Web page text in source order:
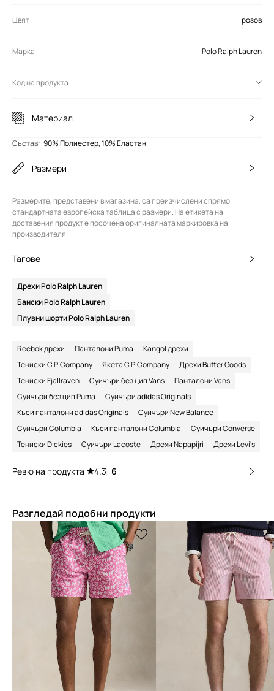
Цвят розов
Марка Polo Ralph Lauren
Код на продукта
Материал
Състав: 90% Полиестер, 10% Еластан
Размери
Размерите, представени в магазина, са преизчислени спрямо
стандартната европейска таблица с размери. На етикета на
доставения продукт е посочена оригиналната маркировка на
производителя.
Тагове
Дрехи Polo Ralph Lauren
Бански Polo Ralph Lauren
Плувни шорти Polo Ralph Lauren
Reebok дрехи Панталони Puma
Kangol дрехи
Тениски C.P. Company
Якета C.P. Company
Дрехи Butter Goods
Тениски Fjallraven
Суичъри без цип Vans
Панталони Vans
Суичъри без цип Puma
Суичъри adidas Originals
Къси панталони adidas Originals
Суичъри New Balance
Суичъри Columbia
Къси панталони Columbia
Суичъри Converse
Тениски Dickies
Суичъри Lacoste Дрехи Napapijri Дрехи Levi's
Ревю на продукта 4.3 6
Разгледай подобни продукти